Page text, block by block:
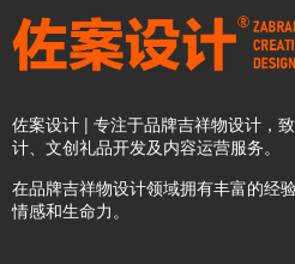
佐案设计 | 专注于品牌吉祥物设计，
计、文创礼品开发及内容运营服务。
在品牌吉祥物设计领域拥有丰富的经
情感和生命力。